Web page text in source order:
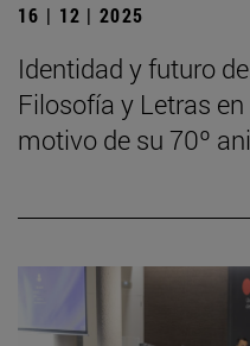
16 | 12 | 2025
Identidad y futuro
Filosofía y Letras
motivo de su 70º